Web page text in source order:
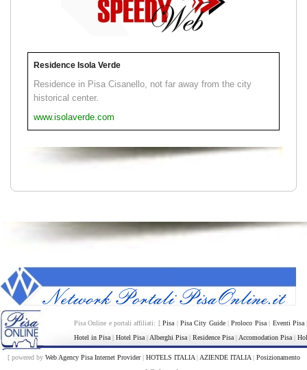
Residence Isola Verde
Residence in Pisa Cisanello, not far away from the city
historical center.
www.isolaverde.com
Pisa Online e portali affiliati: [Pisa | Pisa City Guide|Proloco Pisa| Eventi Pisa
Hotel in Pisa | Hotel Pisa | Alberghi Pisa | Residence Pisa | Accomodation Pisa |
[ powered by Web Agency Pisa Internet Provider| HOTELS ITALIA| AZIENDE ITALIA| Posizionamento